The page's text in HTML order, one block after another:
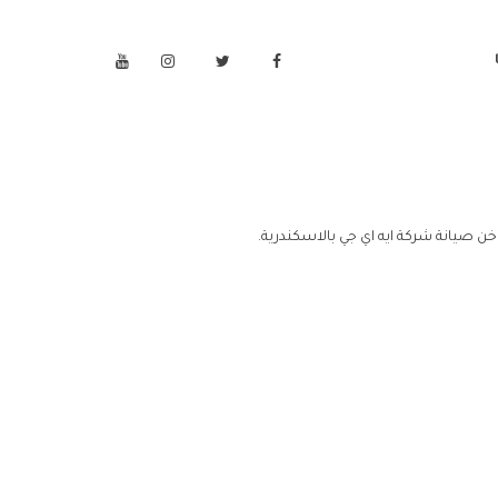
صيانة شركة ايه اي جي بالاسكندرية.